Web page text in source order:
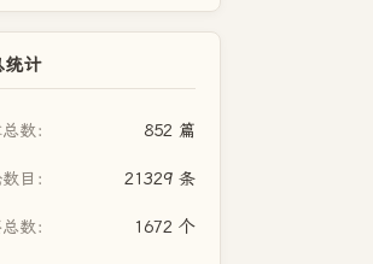
统计
数： 852 篇
目： 21329 条
数： 1672 个